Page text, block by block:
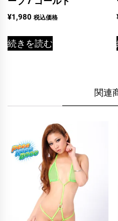
¥1,980 税込価格
続きを読む
関連